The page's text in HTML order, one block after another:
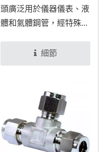
頭廣泛用於儀器儀表、液
體和氣體鋼管，經特殊處
細節